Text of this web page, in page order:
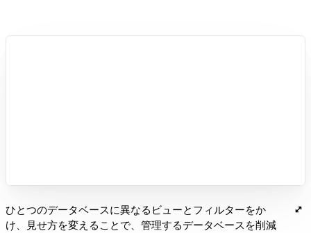
ひとつのデータベースに異なるビューとフィルターをか
け、見せ方を変えることで、管理するデータベースを削減